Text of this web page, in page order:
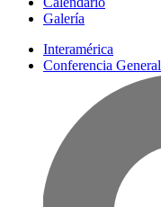
Galería
Interamérica
Conferencia General